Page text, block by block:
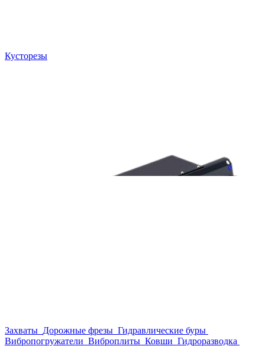
Кусторезы
Захваты Дорожные фрезы Гидравлические буры
Вибропогружатели Виброплиты Ковши Гидроразводка